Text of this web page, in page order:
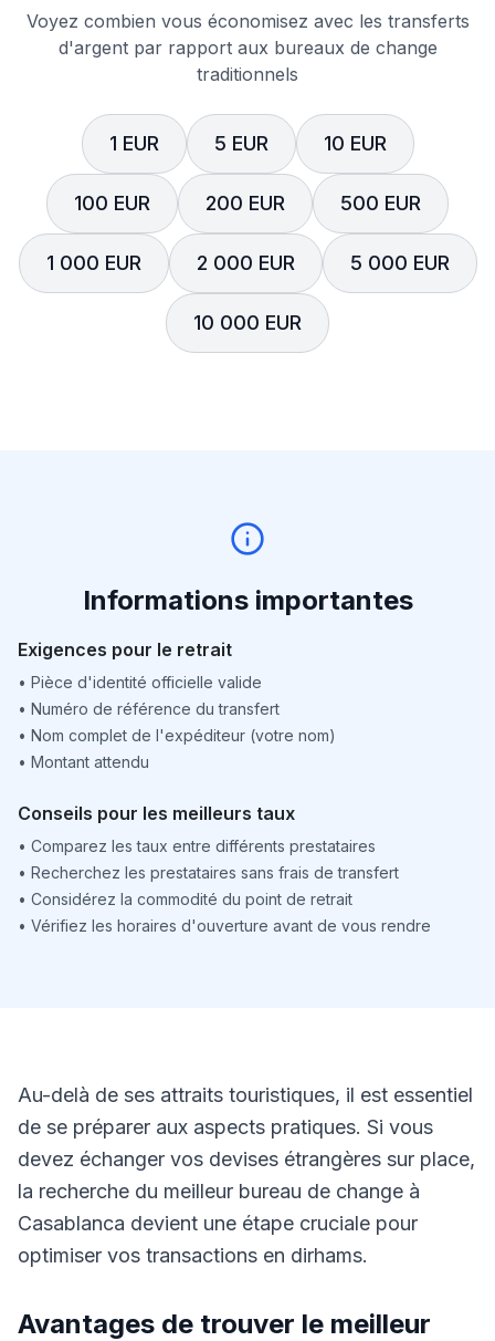
Voyez combien vous économisez avec les transferts
d'argent par rapport aux bureaux de change
traditionnels
1 EUR 5 EUR 10 EUR
100 EUR 200 EUR 500 EUR
1 000 EUR 2 000 EUR 5 000 EUR
10 000 EUR
Informations importantes
Exigences pour le retrait
• Pièce d'identité officielle valide
• Numéro de référence du transfert
• Nom complet de l'expéditeur (votre nom)
• Montant attendu
Conseils pour les meilleurs taux
• Comparez les taux entre différents prestataires
• Recherchez les prestataires sans frais de transfert
• Considérez la commodité du point de retrait
• Vérifiez les horaires d'ouverture avant de vous rendre
Au-delà de ses attraits touristiques, il est essentiel
de se préparer aux aspects pratiques. Si vous
devez échanger vos devises étrangères sur place,
la recherche du meilleur bureau de change à
Casablanca devient une étape cruciale pour
optimiser vos transactions en dirhams.
Avantages de trouver le meilleur